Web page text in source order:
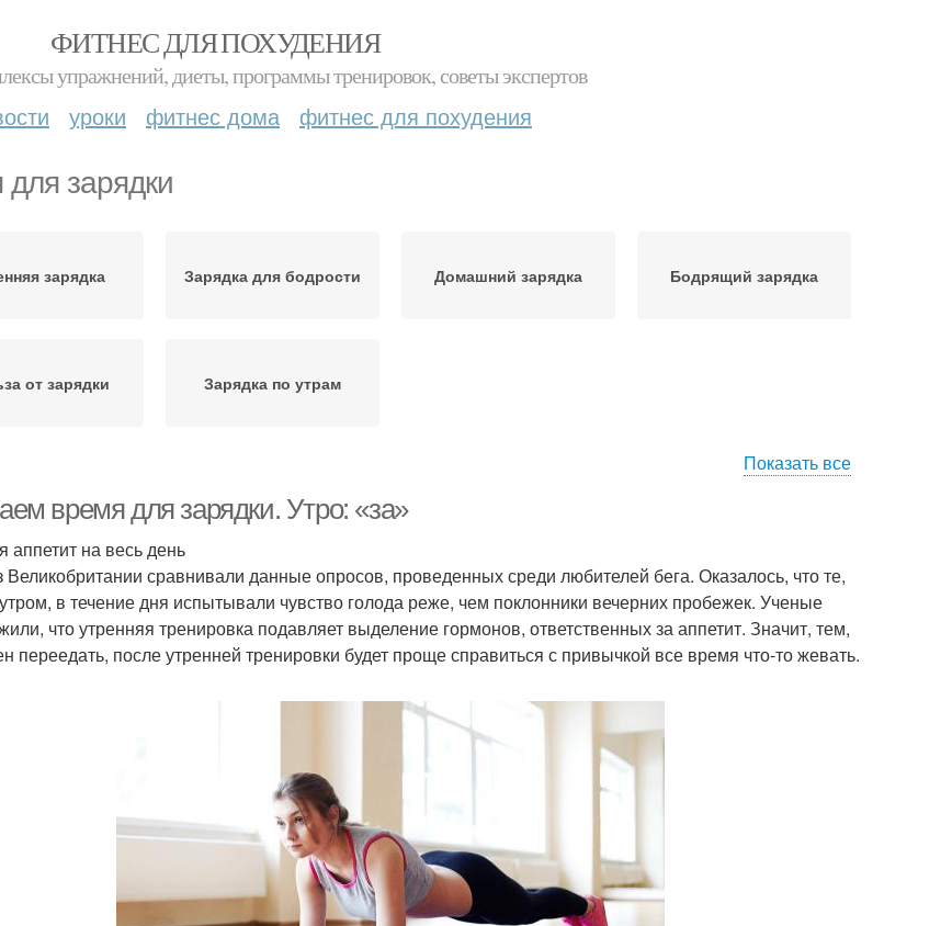
ФИТНЕС ДЛЯ ПОХУДЕНИЯ
упражнений, диеты, программы тренировок, советы экспертов
уроки фитнес дома фитнес для похудения
зарядки
зарядка Зарядка для бодрости Домашний зарядка Бодрящий зарядка
от зарядки Зарядка по утрам
Показать все
время для зарядки. Утро: «за»
аппетит на весь день
сравнивали данные опросов, проведенных среди любителей бега. Оказалось, что те,
в течение дня испытывали чувство голода реже, чем поклонники вечерних пробежек. Ученые
что утренняя тренировка подавляет выделение гормонов, ответственных за аппетит. Значит, тем,
переедать, после утренней тренировки будет проще справиться с привычкой все время что-то жевать.